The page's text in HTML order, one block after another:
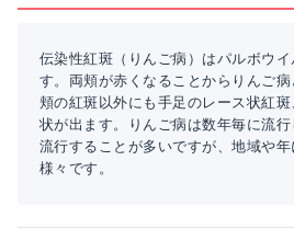
伝染性紅斑（りんご病）はパルボウ
す。両頬が赤くなることからりんご病
頬の紅斑以外にも手足のレース状紅
状が出ます。りんご病は数年毎に流
流行することが多いですが、地域や
様々です。